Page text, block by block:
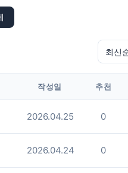
작성일 추천
2026.04.25 0
2026.04.24 0